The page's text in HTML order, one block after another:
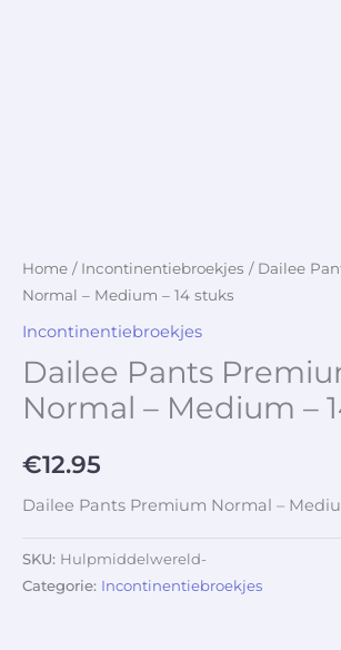
Home / Incontinentiebroekjes / Dailee
Normal – Medium – 14 stuks
Incontinentiebroekjes
Dailee Pants
Normal – Medium –
€12.95
Dailee Pants Premium Normal –
SKU: Hulpmiddelwereld-
Categorie: Incontinentiebroekjes